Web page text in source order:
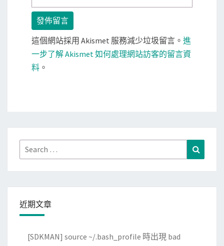
這個網站採用 Akismet 服務減少垃圾留言。 進
一步了解 Akismet 如何處理網站訪客的留言資
料 。
Search
for:
近期文章
[SDKMAN] source ~/.bash_profile 時出現 bad